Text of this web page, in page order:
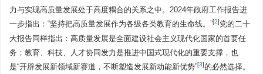
力与实现高质量发展处于高度耦合的关系之中。2024年政府工作报告进
一步指出：“坚持把高质量发展作为各级各类教育的生命线。”[2]党的二十
大报告同样指出：高质量发展是全面建设社会主义现代化国家的首要任
务；教育、科技、人才协同发力是推进中国式现代化的重要支撑，也
是“开辟发展新领域新赛道，不断塑造发展新动能新优势”[3]的必然选择。